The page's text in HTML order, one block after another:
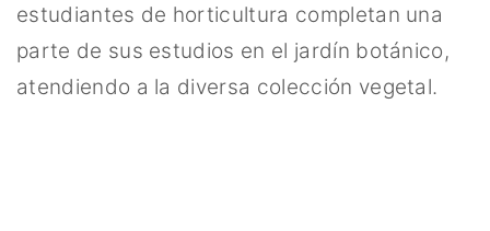
estudiantes de horticultura completan una
parte de sus estudios en el jardín botánico,
atendiendo a la diversa colección vegetal.